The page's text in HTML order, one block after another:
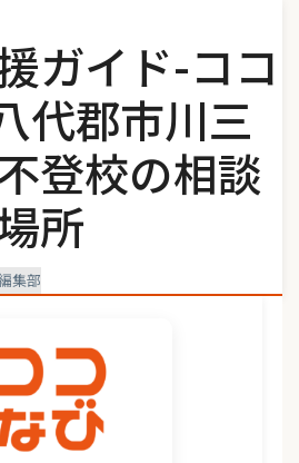
ガイド-ココ
代郡市川三
登校の相談
所
集部